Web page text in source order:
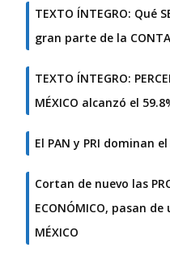
TEXTO ÍNTEGRO: Qué
gran parte de la
TEXTO ÍNTEGRO:
MÉXICO alcanzó el
El PAN y PRI dominan el
Cortan de nuevo las
ECONÓMICO, pasan
MÉXICO